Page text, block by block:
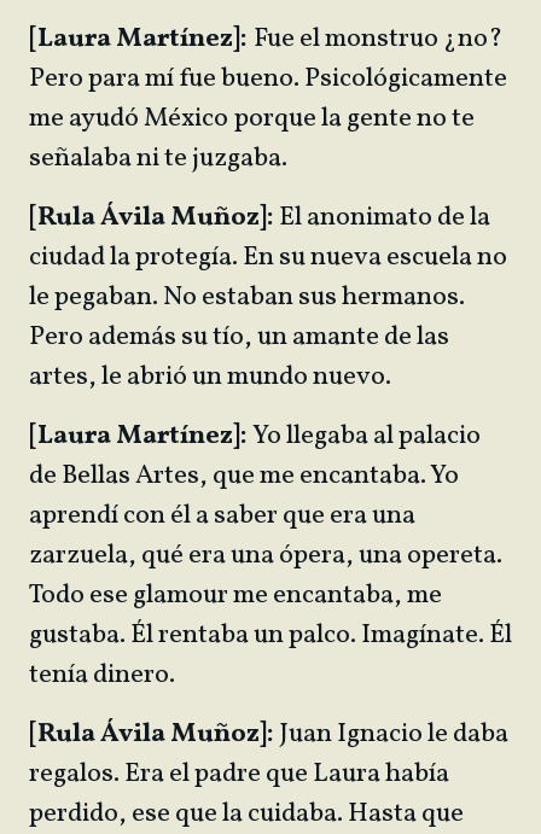
[Laura Martínez]: Fue el monstruo ¿no?
Pero para mí fue bueno. Psicológicamente
me ayudó México porque la gente no te
señalaba ni te juzgaba.
[Rula Ávila Muñoz]:El anonimato de la
ciudad la protegía. En su nueva escuela no
le pegaban. No estaban sus hermanos.
Pero además su tío, un amante de las
artes, le abrió un mundo nuevo.
[Laura Martínez]:Yo llegaba al palacio
de Bellas Artes, que me encantaba. Yo
aprendí con él a saber que era una
zarzuela, qué era una ópera, una opereta.
Todo ese glamour me encantaba, me
gustaba. Él rentaba un palco. Imagínate. Él
tenía dinero.
[Rula Ávila Muñoz]:Juan Ignacio le daba
regalos. Era el padre que Laura había
perdido, ese que la cuidaba. Hasta que